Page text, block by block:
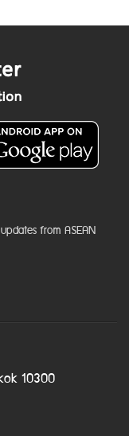
from ASEAN
10300